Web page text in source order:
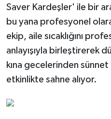
Saver Kardeşler' ile bir
bu yana profesyonel
ekip, aile sıcaklığını
anlayışıyla birleştirerek
kına gecelerinden
etkinlikte sahne alıyor.